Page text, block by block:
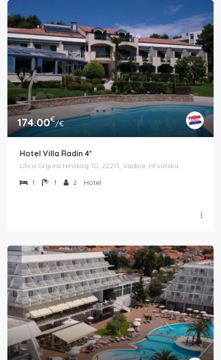
174.00€/€
Hotel Villa Radin 4*
Ulica Grgura Ninskog 10, 22211, Vodice, Hrvatska
1
1 2 Hotel